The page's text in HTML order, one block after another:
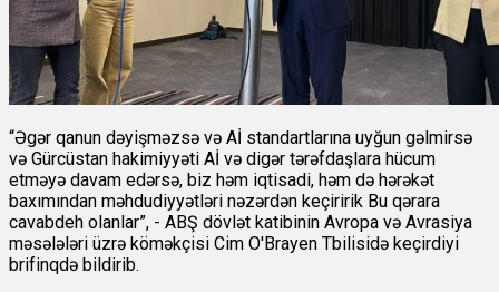
“Əgər qanun dəyişməzsə və Aİ standartlarına uyğun gəlmirsə
və Gürcüstan hakimiyyəti Aİ və digər tərəfdaşlara hücum
etməyə davam edərsə, biz həm iqtisadi, həm də hərəkət
baxımından məhdudiyyətləri nəzərdən keçiririk Bu qərara
cavabdeh olanlar”, - ABŞ dövlət katibinin Avropa və Avrasiya
məsələləri üzrə köməkçisi Cim O'Brayen Tbilisidə keçirdiyi
brifinqdə bildirib.